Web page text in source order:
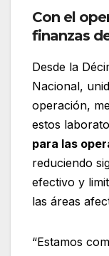
Con el
finanzas
Desde la
Nacional,
operación,
estos
para las
reduciendo
efectivo y
las áreas
“Estamos